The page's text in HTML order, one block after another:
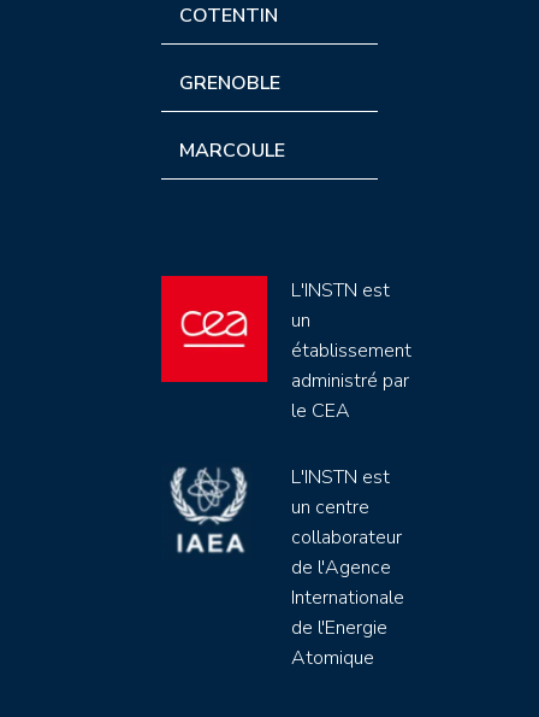
COTENTIN
GRENOBLE
MARCOULE
L'INSTN est
un
établissement
administré par
le CEA
L'INSTN est
un centre
collaborateur
de l'Agence
Internationale
de l'Energie
Atomique